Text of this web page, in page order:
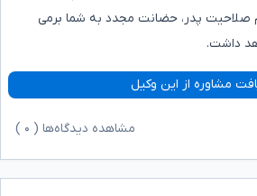
پدر، حضانت مجدد به شما برمی
داشت.
مشاوره از این وکیل
مشاهده دیدگاه‌ها ( ۰